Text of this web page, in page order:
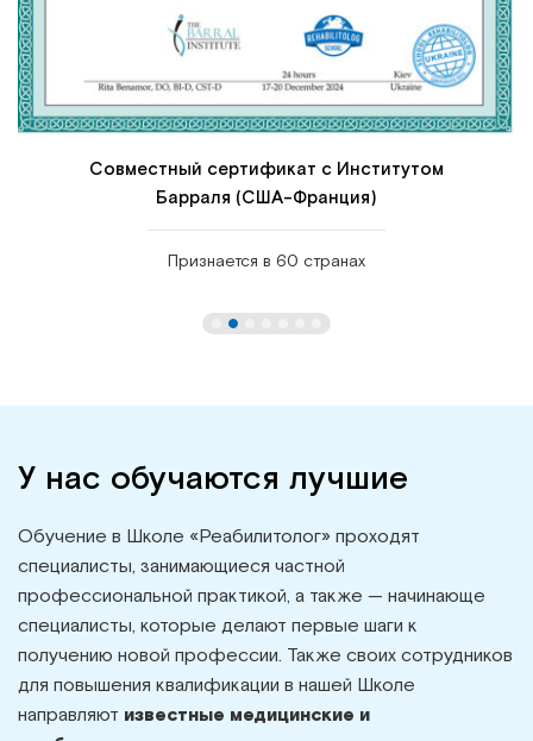
Совместный сертификат с Институтом
Барраля (США-Франция)
Признается в 60 странах
У нас обучаются лучшие
Обучение в Школе «Реабилитолог» проходят
специалисты, занимающиеся частной
профессиональной практикой, а также — начинающе
специалисты, которые делают первые шаги к
получению новой профессии. Также своих сотрудников
для повышения квалификации в нашей Школе
направляют известные медицинские и